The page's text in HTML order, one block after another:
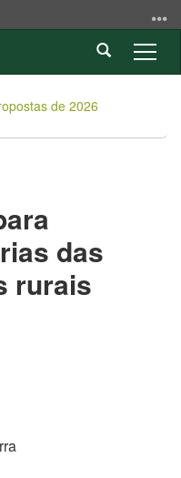
a
Abrir
a
de 2026
das
rurais